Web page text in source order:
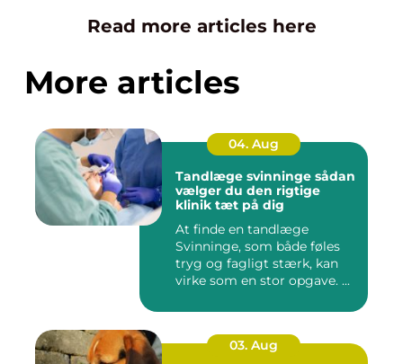
Read more articles here
More articles
04. Aug
Tandlæge svinninge sådan
vælger du den rigtige
klinik tæt på dig
At finde en tandlæge
Svinninge, som både føles
tryg og fagligt stærk, kan
virke som en stor opgave. ...
03. Aug